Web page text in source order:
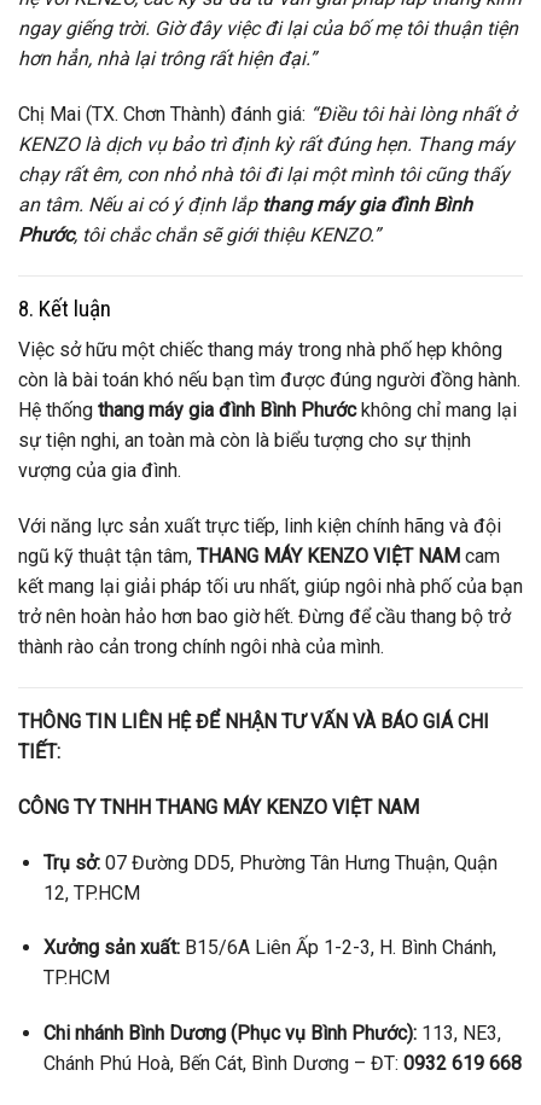
ngay giếng trời. Giờ đây việc đi lại của bố mẹ tôi thuận tiện
hơn hẳn, nhà lại trông rất hiện đại.”
Chị Mai (TX. Chơn Thành) đánh giá: “Điều tôi hài lòng nhất ở
KENZO là dịch vụ bảo trì định kỳ rất đúng hẹn. Thang máy
chạy rất êm, con nhỏ nhà tôi đi lại một mình tôi cũng thấy
an tâm. Nếu ai có ý định lắp thang máy gia đình Bình
Phước, tôi chắc chắn sẽ giới thiệu KENZO.”
8. Kết luận
Việc sở hữu một chiếc thang máy trong nhà phố hẹp không
còn là bài toán khó nếu bạn tìm được đúng người đồng hành.
Hệ thống thang máy gia đình Bình Phướckhông chỉ mang lại
sự tiện nghi, an toàn mà còn là biểu tượng cho sự thịnh
vượng của gia đình.
Với năng lực sản xuất trực tiếp, linh kiện chính hãng và đội
ngũ kỹ thuật tận tâm, THANG MÁY KENZO VIỆT NAM cam
kết mang lại giải pháp tối ưu nhất, giúp ngôi nhà phố của bạn
trở nên hoàn hảo hơn bao giờ hết. Đừng để cầu thang bộ trở
thành rào cản trong chính ngôi nhà của mình.
THÔNG TIN LIÊN HỆ ĐỂ NHẬN TƯ VẤN VÀ BÁO GIÁ CHI
TIẾT:
CÔNG TY TNHH THANG MÁY KENZO VIỆT NAM
Trụ sở:07 Đường DD5, Phường Tân Hưng Thuận, Quận
12, TP.HCM
Xưởng sản xuất:B15/6A Liên Ấp 1-2-3, H. Bình Chánh,
TP.HCM
Chi nhánh Bình Dương (Phục vụ Bình Phước):113, NE3,
Chánh Phú Hoà, Bến Cát, Bình Dương – ĐT: 0932 619 668